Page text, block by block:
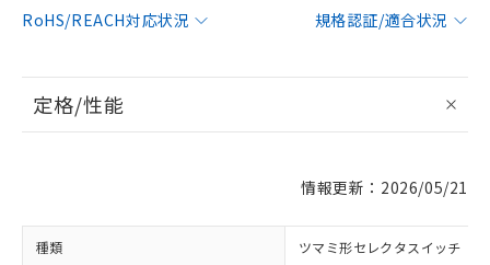
RoHS/REACH対応状況
規格認証/適合状況
定格/性能
情報更新：2026/05/21
種類 ツマミ形セレクタスイッチ